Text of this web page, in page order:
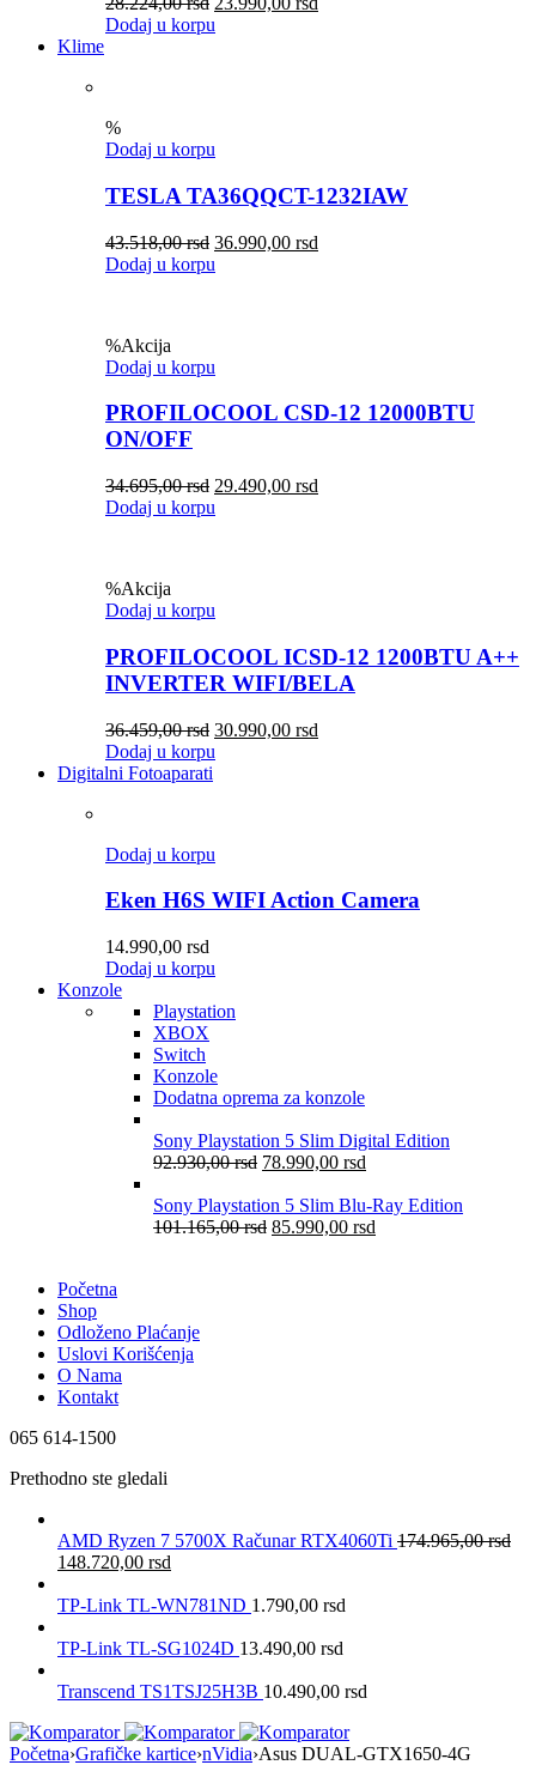
Dodaj u korpu
Klime
%
Dodaj u korpu
TESLA TA36QQCT-1232IAW
43.518,00rsd 36.990,00 rsd
Dodaj u korpu
%Akcija
Dodaj u korpu
PROFILOCOOL CSD-12 12000BTU
ON/OFF
34.695,00rsd 29.490,00 rsd
Dodaj u korpu
%Akcija
Dodaj u korpu
PROFILOCOOL ICSD-12 1200BTU A++
INVERTER WIFI/BELA
36.459,00rsd 30.990,00 rsd
Dodaj u korpu
Digitalni Fotoaparati
Dodaj u korpu
Eken H6S WIFI Action Camera
14.990,00 rsd
Dodaj u korpu
Konzole
Playstation
XBOX
Switch
Konzole
Dodatna oprema za konzole
Sony Playstation 5 Slim Digital Edition
92.930,00rsd 78.990,00 rsd
Sony Playstation 5 Slim Blu-Ray Edition
101.165,00rsd 85.990,00 rsd
Početna
Shop
Odloženo Plaćanje
Uslovi Korišćenja
O Nama
Kontakt
065 614-1500
Prethodno ste gledali
AMD Ryzen 7 5700X Računar RTX4060Ti 174.965,00rsd
148.720,00 rsd
TP-Link TL-WN781ND 1.790,00 rsd
TP-Link TL-SG1024D 13.490,00 rsd
Transcend TS1TSJ25H3B 10.490,00 rsd
Početna›Grafičke kartice›nVidia›Asus DUAL-GTX1650-4G